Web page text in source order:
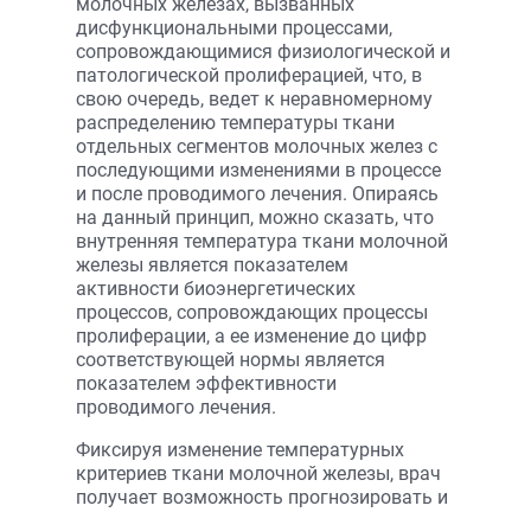
дисфункциональными процессами,
сопровождающимися физиологической и
патологической пролиферацией, что, в
свою очередь, ведет к неравномерному
распределению температуры ткани
отдельных сегментов молочных желез с
последующими изменениями в процессе
и после проводимого лечения. Опираясь
на данный принцип, можно сказать, что
внутренняя температура ткани молочной
железы является показателем
активности биоэнергетических
процессов, сопровождающих процессы
пролиферации, а ее изменение до цифр
соответствующей нормы является
показателем эффективности
проводимого лечения.
Фиксируя изменение температурных
критериев ткани молочной железы, врач
получает возможность прогнозировать и